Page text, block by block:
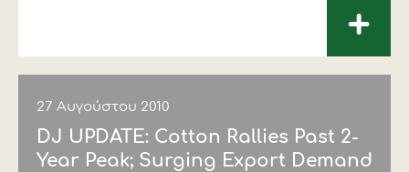
+
27 Αυγούστου 2010
DJ UPDATE: Cotton Rallies Past 2-
Year Peak; Surging Export Demand